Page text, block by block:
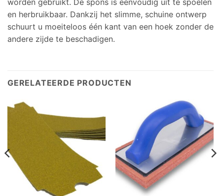
worden gebruikt. De spons is eenvoudig uit te spoelen
en herbruikbaar. Dankzij het slimme, schuine ontwerp
schuurt u moeiteloos één kant van een hoek zonder de
andere zijde te beschadigen.
GERELATEERDE PRODUCTEN